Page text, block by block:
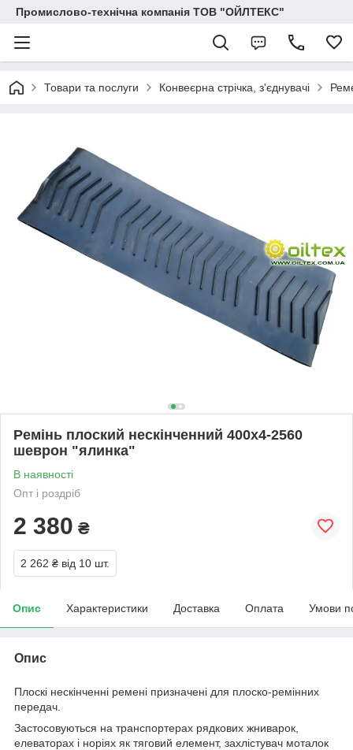
Промислово-технічна компанія ТОВ "ОЙЛТЕКС"
Товари та послуги Конвеєрна стрічка, з'єднувачі
Ремінь плоский нескінченний 400х4-2560
шеврон "ялинка"
В наявності
Опт і роздріб
2 380 ₴
2 262 ₴ від 10 шт.
Опис Характеристики Доставка Оплата Умови
Опис
Плоскі нескінченні ремені призначені для плоско-ремінних
передач.
Застосовуються на транспортерах рядкових жниварок,
елеваторах і норіях як тяговий елемент, захлістувач моталок